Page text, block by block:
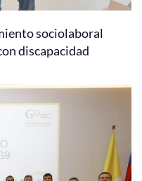
sociolaboral
discapacidad